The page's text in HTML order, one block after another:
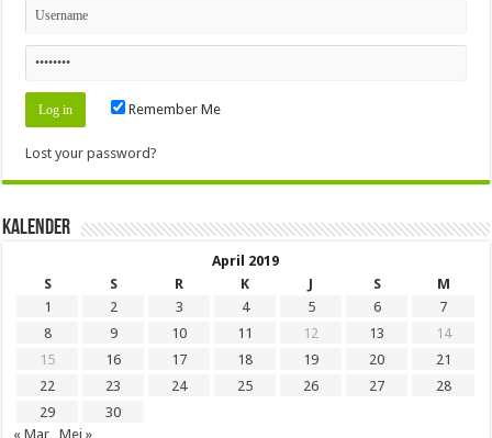
Remember Me
Lost your password?
Kalender
April 2019
S
S R K J S
M
1
2 3 4 5 6
7
8
9 10 11 12 13
14
15
16 17 18 19 20
21
22
23 24 25 26 27
28
29
30
« Mar
Mei »